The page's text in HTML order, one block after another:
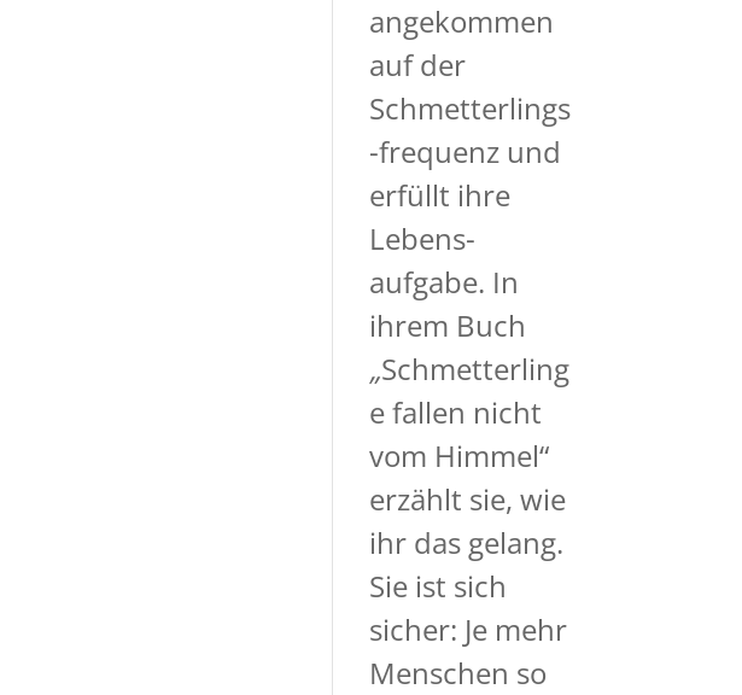
angekommen
auf der
Schmetterlings
-frequenz und
erfüllt ihre
Lebens-
aufgabe. In
ihrem Buch
„Schmetterling
e fallen nicht
vom Himmel“
erzählt sie, wie
ihr das gelang.
Sie ist sich
sicher: Je mehr
Menschen so